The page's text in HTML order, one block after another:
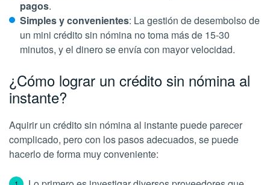
pagos.
Simples y convenientes: La gestión de desembolso de
un mini crédito sin nómina no toma más de 15-30
minutos, y el dinero se envía con mayor velocidad.
¿Cómo lograr un crédito sin nómina al
instante?
Aquirir un crédito sin nómina al instante puede parecer
complicado, pero con los pasos adecuados, se puede
hacerlo de forma muy conveniente: